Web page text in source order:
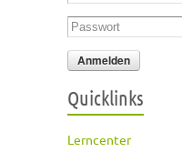
Passwort
Quicklinks
Lerncenter